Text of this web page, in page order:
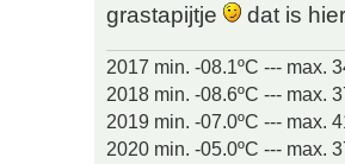
grastapijtje
dat is
2017 min. -08.1ºC --- max.
2018 min. -08.6ºC --- max.
2019 min. -07.0ºC --- max.
2020 min. -05.0ºC --- max.